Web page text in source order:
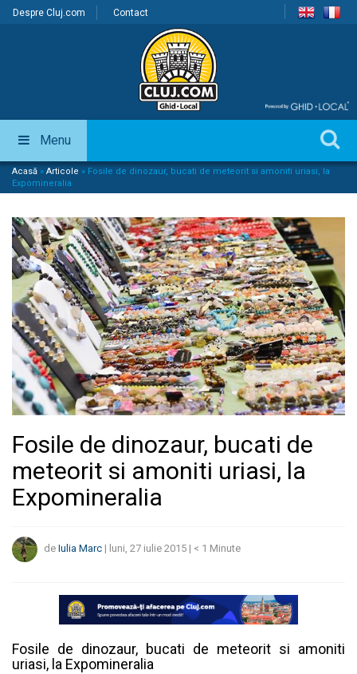
Despre Cluj.com Contact
Menu
Acasă » Articole » Fosile de dinozaur, bucati de meteorit si amoniti uriasi, la
Expomineralia
Fosile de dinozaur, bucati de
meteorit si amoniti uriasi, la
Expomineralia
de Iulia Marc luni, 27 iulie 2015 < 1 Minute
Fosile de dinozaur, bucati de meteorit si amoniti
uriasi, la Expomineralia